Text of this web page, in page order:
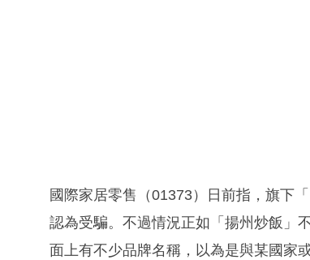
國際家居零售（01373）日前指，旗下
認為受騙。不過情況正如「揚州炒飯」
面上有不少品牌名稱，以為是與某國家